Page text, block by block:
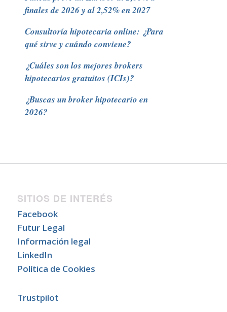
finales de 2026 y al 2,52% en 2027
Consultoría hipotecaria online: ¿Para
qué sirve y cuándo conviene?
¿Cuáles son los mejores brokers
hipotecarios gratuitos (ICIs)?
¿Buscas un broker hipotecario en
2026?
SITIOS DE INTERÉS
Facebook
Futur Legal
Información legal
LinkedIn
Política de Cookies
Trustpilot